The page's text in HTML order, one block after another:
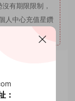
有期限限制，
人中心充值星鑽
0
：